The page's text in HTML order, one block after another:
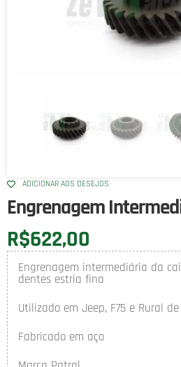
ADICIONAR AOS DESEJOS
Engrenagem
R$622,00
Engrenagem intermediária da
dentes estria fina
Utilizado em Jeep, F75 e Rural
Fabricado em aço